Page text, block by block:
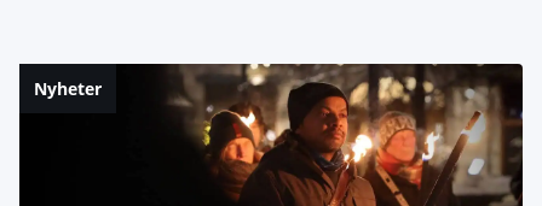
Nyheter